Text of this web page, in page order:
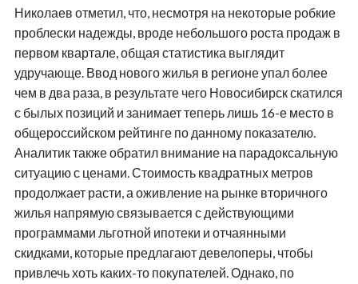
Николаев отметил, что, несмотря на некоторые робкие
проблески надежды, вроде небольшого роста продаж в
первом квартале, общая статистика выглядит
удручающе. Ввод нового жилья в регионе упал более
чем в два раза, в результате чего Новосибирск скатился
с былых позиций и занимает теперь лишь 16-е место в
общероссийском рейтинге по данному показателю.
Аналитик также обратил внимание на парадоксальную
ситуацию с ценами. Стоимость квадратных метров
продолжает расти, а оживление на рынке вторичного
жилья напрямую связывается с действующими
программами льготной ипотеки и отчаянными
скидками, которые предлагают девелоперы, чтобы
привлечь хоть каких-то покупателей. Однако, по